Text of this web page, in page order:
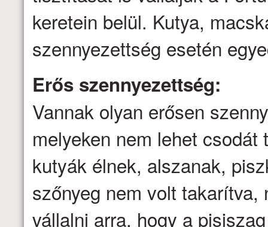
keretein belül. Kutya,
szennyezettség esetén
Erős szennyezettség:
Vannak olyan erősen
melyeken nem lehet
kutyák élnek, alszanak,
szőnyeg nem volt
vállalni arra, hogy a